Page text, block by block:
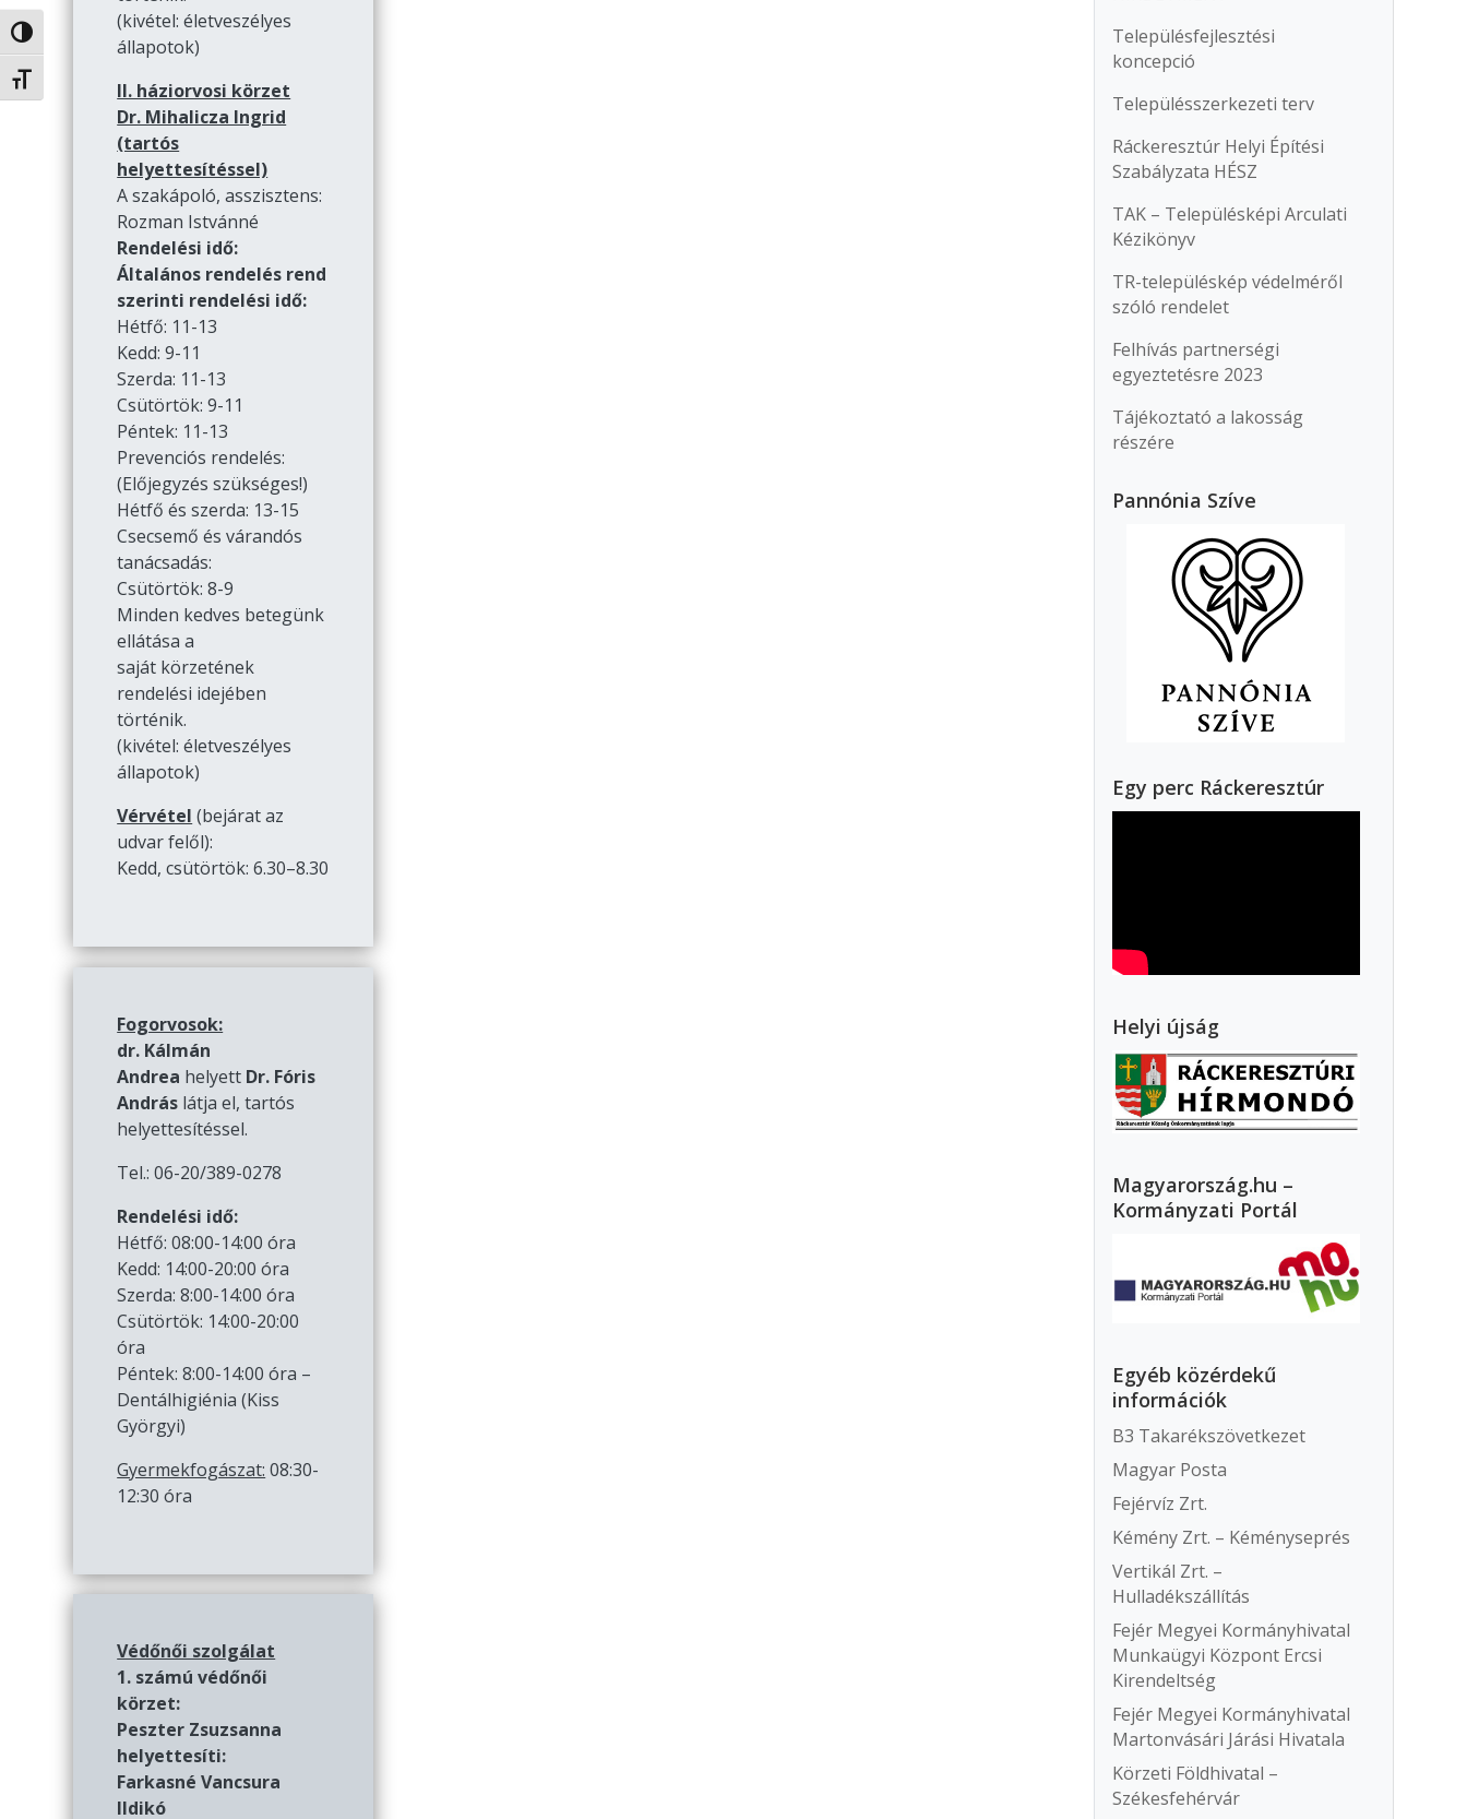
Nagy kontraszt váltása
Betűméret váltása
(kivétel: életveszélyes
állapotok)
II. háziorvosi körzet
Dr. Mihalicza Ingrid
(tartós
helyettesítéssel)
A szakápoló, asszisztens:
Rozman Istvánné
Rendelési idő:
Általános rendelés rend
szerinti rendelési idő:
Hétfő: 11-13
Kedd: 9-11
Szerda: 11-13
Csütörtök: 9-11
Péntek: 11-13
Prevenciós rendelés:
(Előjegyzés szükséges!)
Hétfő és szerda: 13-15
Csecsemő és várandós
tanácsadás:
Csütörtök: 8-9
Minden kedves betegünk
ellátása a
saját körzetének
rendelési idejében
történik.
(kivétel: életveszélyes
állapotok)
Vérvétel (bejárat az
udvar felől):
Kedd, csütörtök: 6.30–8.30
Fogorvosok:
dr. Kálmán
Andrea helyett Dr. Fóris
András látja el, tartós
helyettesítéssel.
Tel.: 06-20/389-0278
Rendelési idő:
Hétfő: 08:00-14:00 óra
Kedd: 14:00-20:00 óra
Szerda: 8:00-14:00 óra
Csütörtök: 14:00-20:00
óra
Péntek: 8:00-14:00 óra –
Dentálhigiénia (Kiss
Györgyi)
Gyermekfogászat: 08:30-
12:30 óra
Védőnői szolgálat
1. számú védőnői
körzet:
Peszter Zsuzsanna
helyettesíti:
Farkasné Vancsura
Ildikó
Településfejlesztési
koncepció
Településszerkezeti terv
Ráckeresztúr Helyi Építési
Szabályzata HÉSZ
TAK – Településképi Arculati
Kézikönyv
TR-településkép védelméről
szóló rendelet
Felhívás partnerségi
egyeztetésre 2023
Tájékoztató a lakosság
részére
Pannónia Szíve
Egy perc Ráckeresztúr
Helyi újság
Magyarország.hu –
Kormányzati Portál
Egyéb közérdekű
információk
B3 Takarékszövetkezet
Magyar Posta
Fejérvíz Zrt.
Kémény Zrt. – Kéményseprés
Vertikál Zrt. –
Hulladékszállítás
Fejér Megyei Kormányhivatal
Munkaügyi Központ Ercsi
Kirendeltség
Fejér Megyei Kormányhivatal
Martonvásári Járási Hivatala
Körzeti Földhivatal –
Székesfehérvár